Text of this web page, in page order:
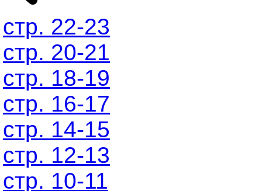
стр. 22-23
стр. 20-21
стр. 18-19
стр. 16-17
стр. 14-15
стр. 12-13
стр. 10-11